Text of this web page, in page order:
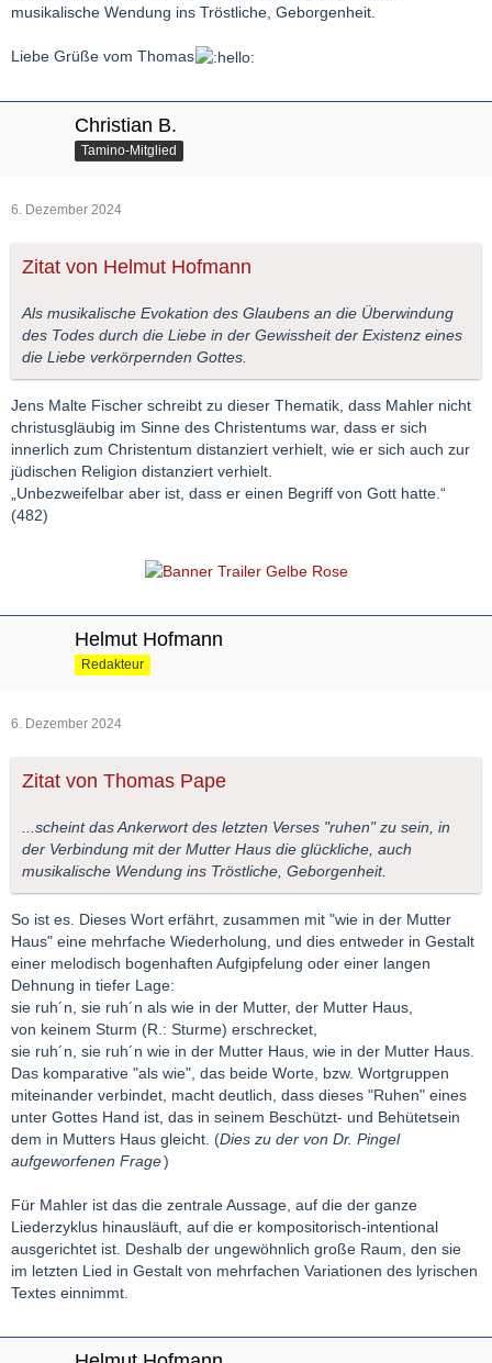
musikalische Wendung ins Tröstliche, Geborgenheit.
Liebe Grüße vom Thomas
Christian B.
Tamino-Mitglied
6. Dezember 2024
Zitat von Helmut Hofmann
Als musikalische Evokation des Glaubens an die Überwindung
des Todes durch die Liebe in der Gewissheit der Existenz eines
die Liebe verkörpernden Gottes.
Jens Malte Fischer schreibt zu dieser Thematik, dass Mahler nicht
christusgläubig im Sinne des Christentums war, dass er sich
innerlich zum Christentum distanziert verhielt, wie er sich auch zur
jüdischen Religion distanziert verhielt.
„Unbezweifelbar aber ist, dass er einen Begriff von Gott hatte.“
(482)
Helmut Hofmann
Redakteur
6. Dezember 2024
Zitat von Thomas Pape
...scheint das Ankerwort des letzten Verses "ruhen" zu sein, in
der Verbindung mit der Mutter Haus die glückliche, auch
musikalische Wendung ins Tröstliche, Geborgenheit.
So ist es. Dieses Wort erfährt, zusammen mit "wie in der Mutter
Haus" eine mehrfache Wiederholung, und dies entweder in Gestalt
einer melodisch bogenhaften Aufgipfelung oder einer langen
Dehnung in tiefer Lage:
sie ruh´n, sie ruh´n als wie in der Mutter, der Mutter Haus,
von keinem Sturm (R.: Sturme) erschrecket,
sie ruh´n, sie ruh´n wie in der Mutter Haus, wie in der Mutter Haus.
Das komparative "als wie", das beide Worte, bzw. Wortgruppen
miteinander verbindet, macht deutlich, dass dieses "Ruhen" eines
unter Gottes Hand ist, das in seinem Beschützt- und Behütetsein
dem in Mutters Haus gleicht. (Dies zu der von Dr. Pingel
aufgeworfenen Frage)
Für Mahler ist das die zentrale Aussage, auf die der ganze
Liederzyklus hinausläuft, auf die er kompositorisch-intentional
ausgerichtet ist. Deshalb der ungewöhnlich große Raum, den sie
im letzten Lied in Gestalt von mehrfachen Variationen des lyrischen
Textes einnimmt.